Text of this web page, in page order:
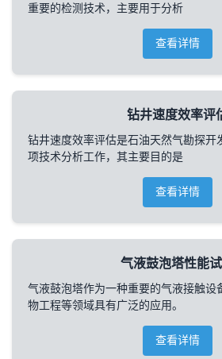
重要的检测技术，主要用于分析
查看详情
钻井速度效率评
钻井速度效率评估是石油天然气勘探开
项技术分析工作，其主要目的是
查看详情
气液鼓泡塔性能
气液鼓泡塔作为一种重要的气液接触设
物工程等领域具有广泛的应用。
查看详情